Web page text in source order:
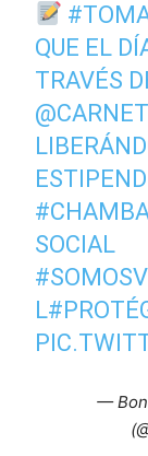
QUE EL
TRAVÉS
SOCIAL
L
—